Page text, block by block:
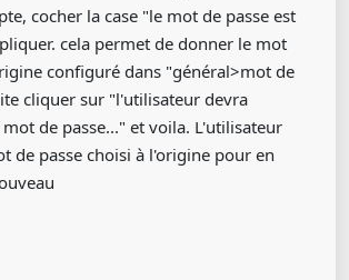
cocher la case "le mot de passe est
cela permet de donner le mot
configuré dans "général>mot de
cliquer sur "l'utilisateur devra
de passe..." et voila. L'utilisateur
de passe choisi à l'origine pour en